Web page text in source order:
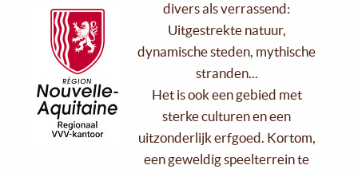
divers als verrassend:
Uitgestrekte natuur,
dynamische steden, mythische
stranden...
Het is ook een gebied met
sterke culturen en een
uitzonderlijk erfgoed. Kortom,
een geweldig speelterrein te